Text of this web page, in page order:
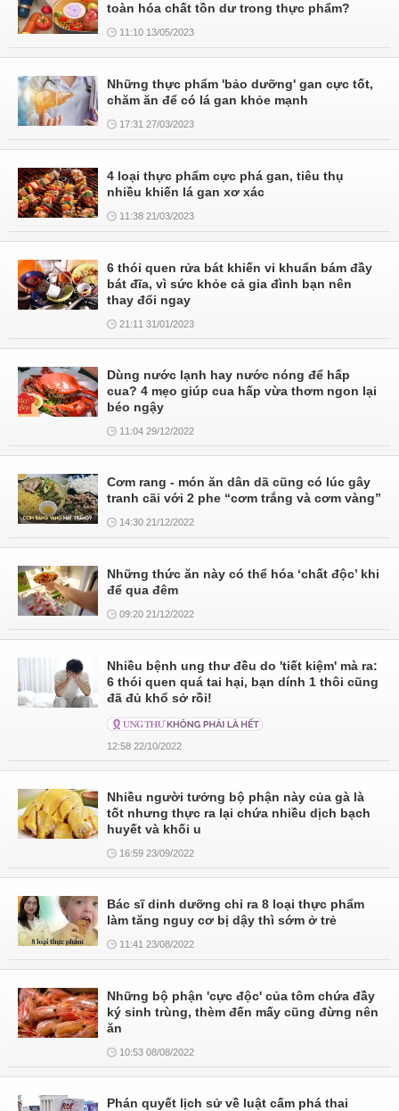
toàn hóa chất tồn dư trong thực phẩm?
11:10 13/05/2023
Những thực phẩm 'bảo dưỡng' gan cực tốt,
chăm ăn để có lá gan khỏe mạnh
17:31 27/03/2023
4 loại thực phẩm cực phá gan, tiêu thụ
nhiều khiến lá gan xơ xác
11:38 21/03/2023
6 thói quen rửa bát khiến vi khuẩn bám đầy
bát đĩa, vì sức khỏe cả gia đình bạn nên
thay đổi ngay
21:11 31/01/2023
Dùng nước lạnh hay nước nóng để hấp
cua? 4 mẹo giúp cua hấp vừa thơm ngon lại
béo ngậy
11:04 29/12/2022
Cơm rang - món ăn dân dã cũng có lúc gây
tranh cãi với 2 phe “cơm trắng và cơm vàng”
14:30 21/12/2022
Những thức ăn này có thể hóa ‘chất độc’ khi
để qua đêm
09:20 21/12/2022
Nhiều bệnh ung thư đều do 'tiết kiệm' mà ra:
6 thói quen quá tai hại, bạn dính 1 thôi cũng
đã đủ khổ sở rồi!
12:58 22/10/2022
Nhiều người tưởng bộ phận này của gà là
tốt nhưng thực ra lại chứa nhiều dịch bạch
huyết và khối u
16:59 23/09/2022
Bác sĩ dinh dưỡng chỉ ra 8 loại thực phẩm
làm tăng nguy cơ bị dậy thì sớm ở trẻ
11:41 23/08/2022
Những bộ phận 'cực độc' của tôm chứa đầy
ký sinh trùng, thèm đến mấy cũng đừng nên
ăn
10:53 08/08/2022
Phán quyết lịch sử về luật cấm phá thai